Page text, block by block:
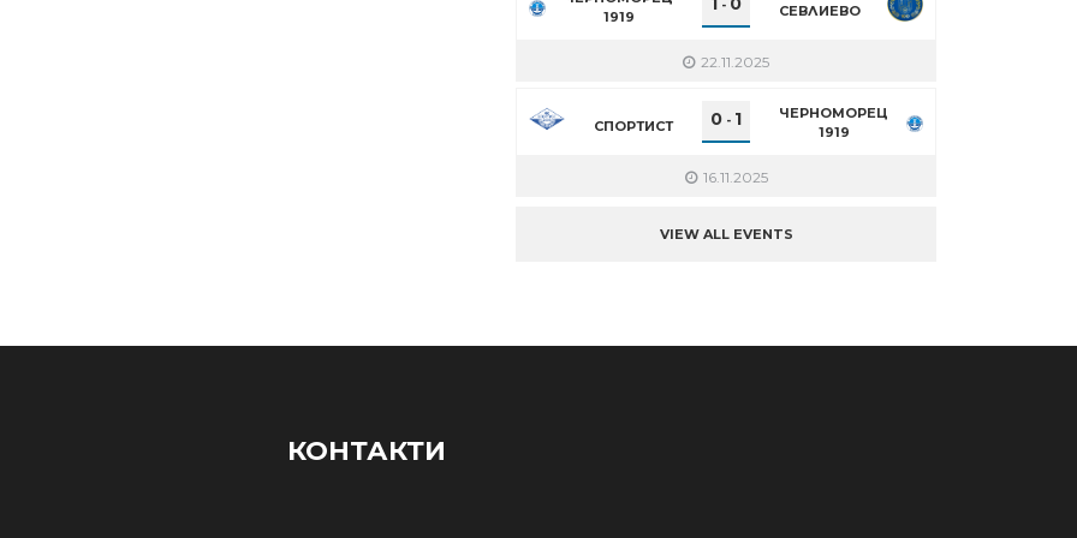
1919
- СЕВЛИЕВО
22.11.2025
СПОРТИСТ 0 - 1
ЧЕРНОМОРЕЦ
1919
16.11.2025
VIEW ALL EVENTS
КОНТАКТИ